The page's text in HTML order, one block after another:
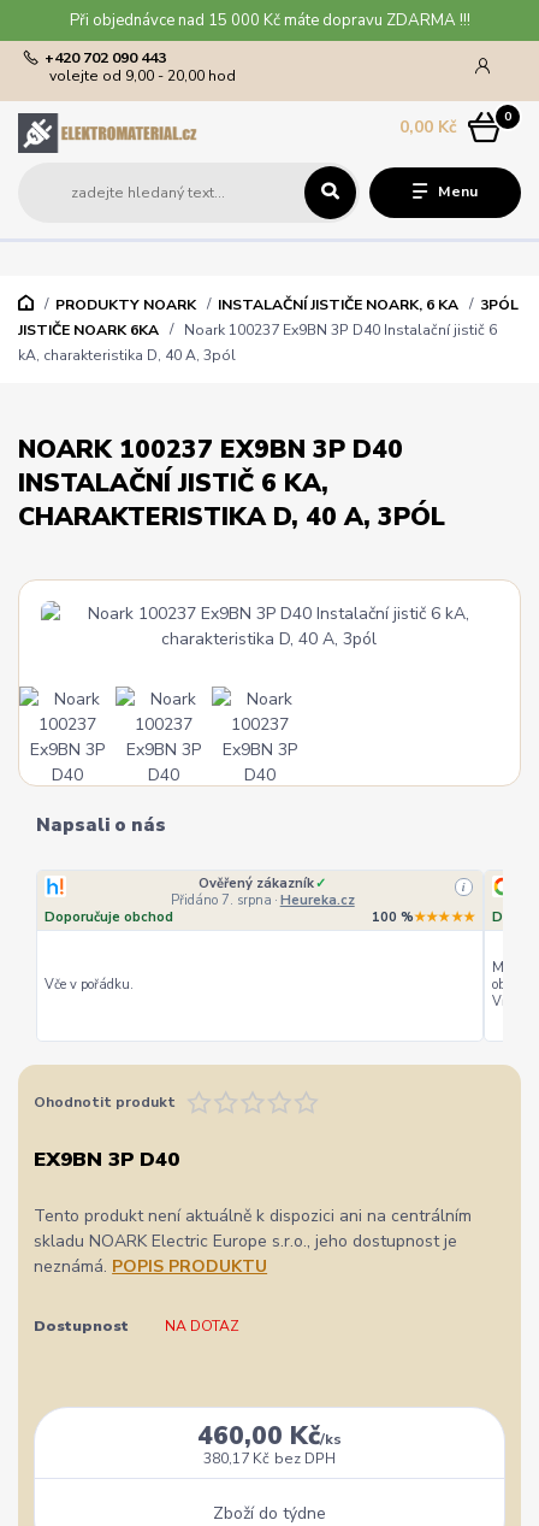
Při objednávce nad 15 000 Kč máte dopravu ZDARMA !!!
Menu
+420 702 090 443
volejte od 9,00 - 20,00 hod
0
0,00 Kč
PRODUKTY NOARK INSTALAČNÍ JISTIČE NOARK, 6 KA
3PÓL
JISTIČE NOARK 6KA
Noark 100237 Ex9BN 3P D40 Instalační jistič 6
kA, charakteristika D, 40 A, 3pól
NOARK 100237 EX9BN 3P D40
INSTALAČNÍ JISTIČ 6 KA,
CHARAKTERISTIKA D, 40 A, 3PÓL
Napsali o nás
Ověřený zákazník✓
Přidáno 7. srpna · Heureka.cz
i
Doporučuje obchod 100 %★★★★★
Vče v pořádku.
Můžu
Vřele
Ohodnotit produkt
EX9BN 3P D40
Tento produkt není aktuálně k dispozici ani na centrálním
skladu NOARK Electric Europe s.r.o., jeho dostupnost je
neznámá. POPIS PRODUKTU
Dostupnost NA DOTAZ
460,00 Kč/ks
380,17 Kč bez DPH
Zboží do týdne